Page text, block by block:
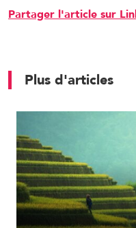
Partager l'article sur
Plus d'articles